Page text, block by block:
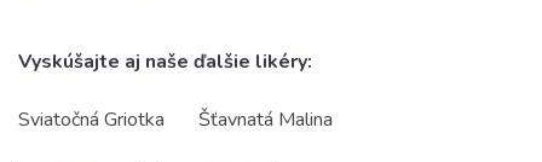
Vyskúšajte aj naše ďalšie likéry:
Sviatočná Griotka Šťavnatá Malina